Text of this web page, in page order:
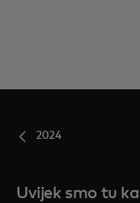
2024
Uvijek smo tu